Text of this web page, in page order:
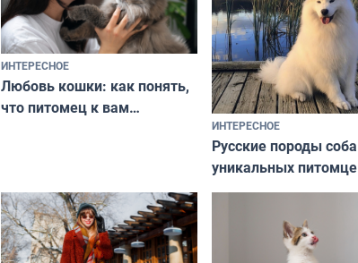
ИНТЕРЕСНОЕ
Любовь кошки: как понять,
что питомец к вам
ИНТЕРЕСНОЕ
Русские породы
уникальных
национальные
и характером